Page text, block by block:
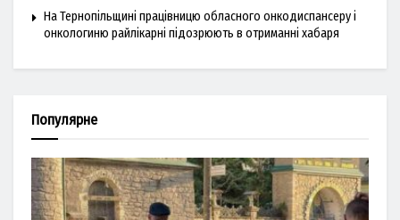
На Тернопільщині працівницю обласного онкодиспансеру і
онкологиню райлікарні підозрюють в отриманні хабаря
Популярне